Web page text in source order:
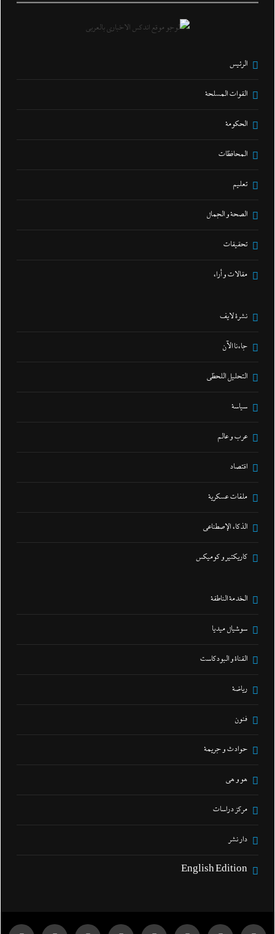
الرئيس
القوات المسلحة
الحكومة
المحافظات
تعليم
الصحة و الجمال
تحقيقات
مقالات و أراء
نشرة لايف
جاءنا الآن
التحليل اللحظي
سياسة
عرب و عالم
اقتصاد
ملفات عسكرية
الذكاء الإصطناعي
كاريكتير و كوميكس
الخدمة الناطقة
سوشيال ميديا
القناة و البودكاست
رياضة
فنون
حوادث و جريمة
هو و هي
مركز دراسات
دار نشر
English Edition